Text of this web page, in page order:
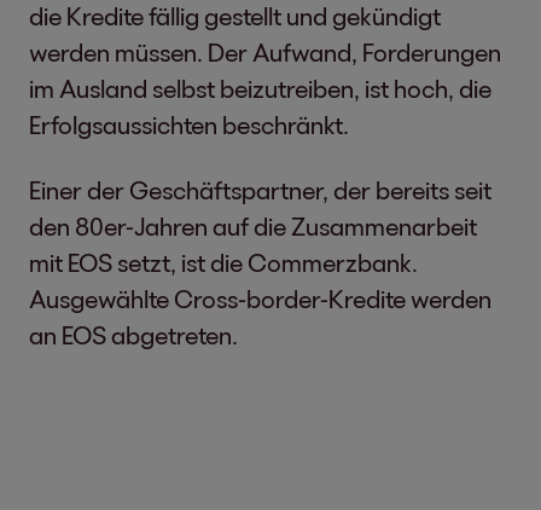
die Kredite fällig gestellt und gekündigt
werden müssen. Der Aufwand, Forderungen
im Ausland selbst beizutreiben, ist hoch, die
Erfolgsaussichten beschränkt.
Einer der Geschäftspartner, der bereits seit
den 80er-Jahren auf die Zusammenarbeit
mit EOS setzt, ist die Commerzbank.
Ausgewählte Cross-border-Kredite werden
an EOS abgetreten.